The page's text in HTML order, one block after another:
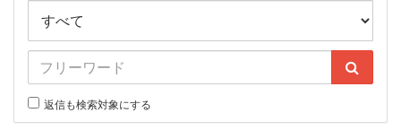
返信も検索対象にする